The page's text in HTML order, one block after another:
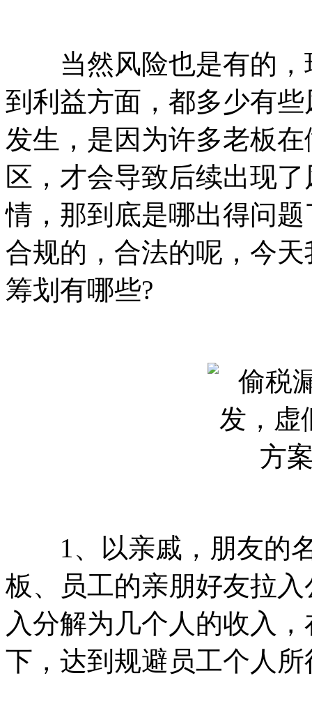
当然风险也是有的，
到利益方面，都多少有
发生，是因为许多老板
区，才会导致后续出现
情，那到底是哪出得问
合规的，合法的呢，今
筹划有哪些?
1、以亲戚，朋友的名
板、员工的亲朋好友拉
入分解为几个人的收入
下，达到规避员工个人